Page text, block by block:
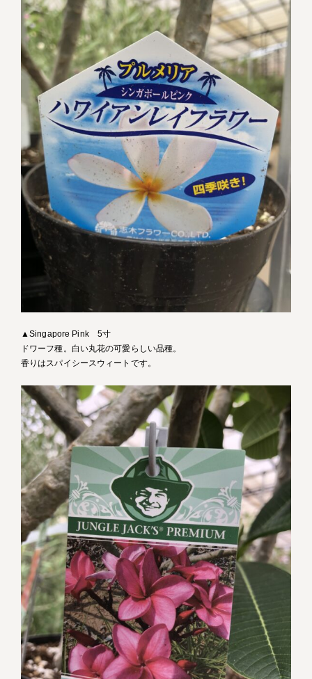
▲Singapore Pink 5寸
ドワーフ種。白い丸花の可愛らしい品種。
香りはスパイシースウィートです。